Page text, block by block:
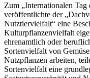
Zum „Internationalen
veröffentlichte der
Nutztiervielfalt“ eine
Kulturpflanzenvielfalt
ehrenamtlich oder
Sortenvielfalt von
Nutzpflanzen arbeiten,
Sortenvielfalt eine